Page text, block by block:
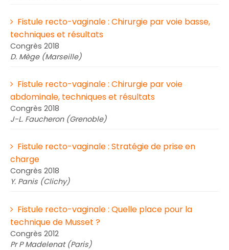
Fistule recto-vaginale : Chirurgie par voie basse,
techniques et résultats
Congrès 2018
D. Mège (Marseille)
Fistule recto-vaginale : Chirurgie par voie
abdominale, techniques et résultats
Congrès 2018
J-L. Faucheron (Grenoble)
Fistule recto-vaginale : Stratégie de prise en
charge
Congrès 2018
Y. Panis (Clichy)
Fistule recto-vaginale : Quelle place pour la
technique de Musset ?
Congrès 2012
Pr P Madelenat (Paris)